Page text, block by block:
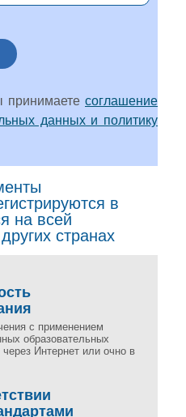
соглашение
данных и политику
в
на всей
странах
с применением
образовательных
через Интернет или очно в